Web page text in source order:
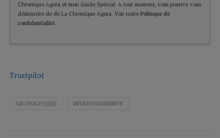
Chronique Agora et mon Guide Spécial. A tout moment, vous pourrez vous
désinscrire de de La Chronique Agora. Voir notre Politique de
confidentialité.
Trustpilot
GÉOPOLITIQUE INVESTISSEMENTS